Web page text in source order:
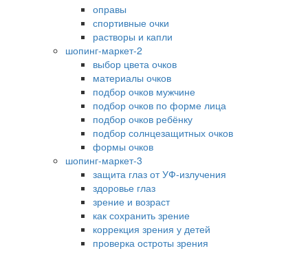
оправы
спортивные очки
растворы и капли
шопинг-маркет-2
выбор цвета очков
материалы очков
подбор очков мужчине
подбор очков по форме лица
подбор очков ребёнку
подбор солнцезащитных очков
формы очков
шопинг-маркет-3
защита глаз от УФ-излучения
здоровье глаз
зрение и возраст
как сохранить зрение
коррекция зрения у детей
проверка остроты зрения